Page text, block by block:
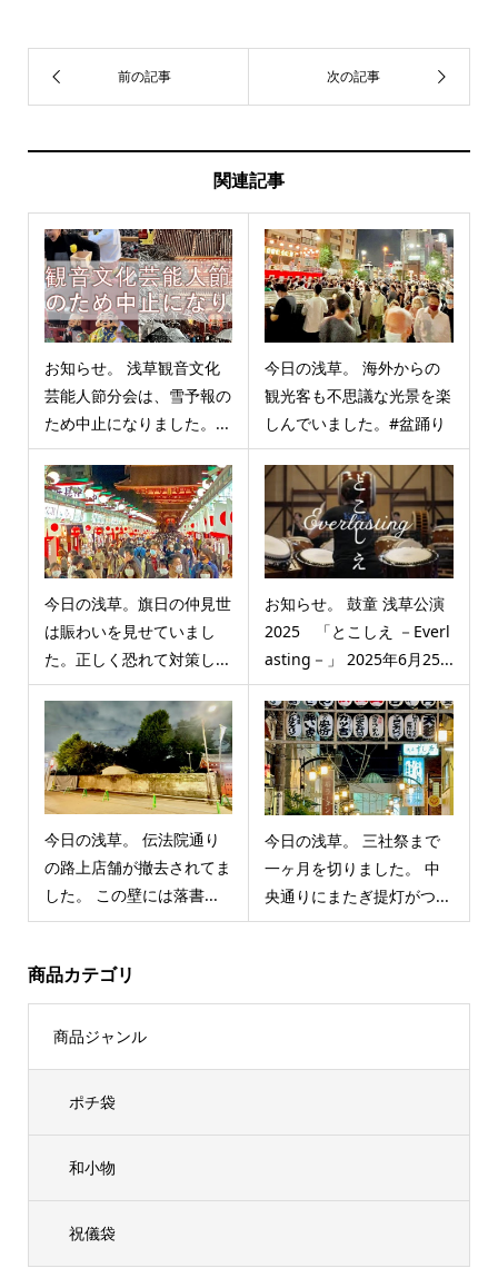
関連記事
お知らせ。 浅草観音文化
芸能人節分会は、雪予報の
ため中止になりました。...
今日の浅草。 海外からの
観光客も不思議な光景を楽
しんでいました。#盆踊り
今日の浅草。旗日の仲見世
は賑わいを見せていまし
た。正しく恐れて対策し...
お知らせ。 鼓童 浅草公演
2025 「とこしえ －Everl
asting－」 2025年6月25...
今日の浅草。 伝法院通り
の路上店舗が撤去されてま
した。 この壁には落書...
今日の浅草。 三社祭まで
一ヶ月を切りました。 中
央通りにまたぎ提灯がつ...
商品カテゴリ
商品ジャンル
ポチ袋
和小物
祝儀袋